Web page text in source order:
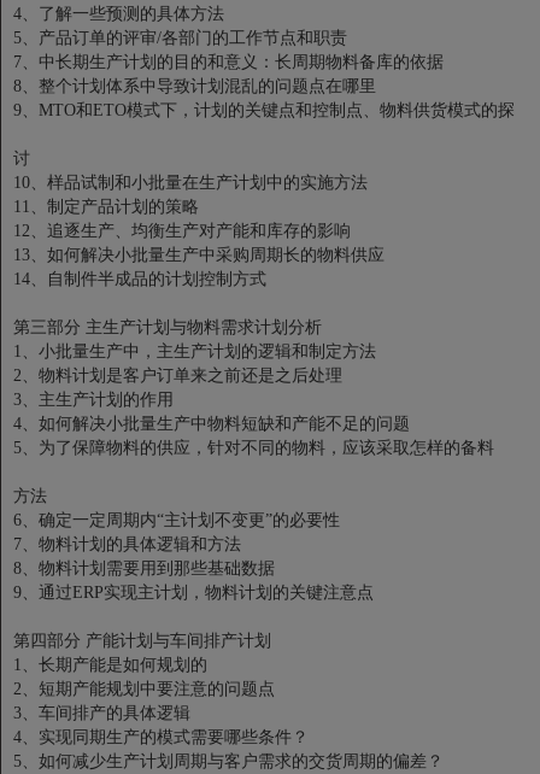
4、了解一些预测的具体方法
5、产品订单的评审/各部门的工作节点和职责
7、中长期生产计划的目的和意义：长周期物料备库的依据
8、整个计划体系中导致计划混乱的问题点在哪里
9、MTO和ETO模式下，计划的关键点和控制点、物料供货模式的探
讨
10、样品试制和小批量在生产计划中的实施方法
11、制定产品计划的策略
12、追逐生产、均衡生产对产能和库存的影响
13、如何解决小批量生产中采购周期长的物料供应
14、自制件半成品的计划控制方式
第三部分 主生产计划与物料需求计划分析
1、小批量生产中，主生产计划的逻辑和制定方法
2、物料计划是客户订单来之前还是之后处理
3、主生产计划的作用
4、如何解决小批量生产中物料短缺和产能不足的问题
5、为了保障物料的供应，针对不同的物料，应该采取怎样的备料
方法
6、确定一定周期内“主计划不变更”的必要性
7、物料计划的具体逻辑和方法
8、物料计划需要用到那些基础数据
9、通过ERP实现主计划，物料计划的关键注意点
第四部分 产能计划与车间排产计划
1、长期产能是如何规划的
2、短期产能规划中要注意的问题点
3、车间排产的具体逻辑
4、实现同期生产的模式需要哪些条件？
5、如何减少生产计划周期与客户需求的交货周期的偏差？